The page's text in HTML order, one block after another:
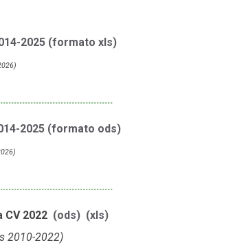
2025 (formato xls)
2025 (formato ods)
2022 (ods) (xls)
2010-2022)